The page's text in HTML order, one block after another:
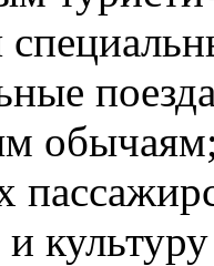
обычаям;